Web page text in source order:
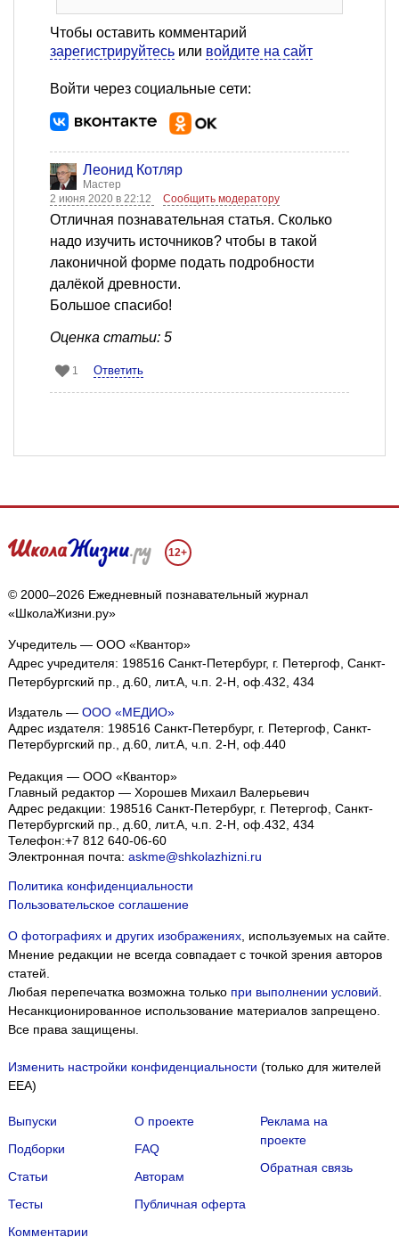
Чтобы оставить комментарий
зарегистрируйтесь или войдите на сайт
Войти через социальные сети:
Леонид Котляр
Мастер
2 июня 2020 в 22:12
Сообщить модератору
Отличная познавательная статья. Сколько
надо изучить источников? чтобы в такой
лаконичной форме подать подробности
далёкой древности.
Большое спасибо!
Оценка статьи: 5
1 Ответить
12+
© 2000–2026 Ежедневный познавательный журнал
«ШколаЖизни.ру»
Учредитель — ООО «Квантор»
Адрес учредителя: 198516 Санкт-Петербург, г. Петергоф, Санкт-
Петербургский пр., д.60, лит.А, ч.п. 2-Н, оф.432, 434
Издатель — ООО «МЕДИО»
Адрес издателя: 198516 Санкт-Петербург, г. Петергоф, Санкт-
Петербургский пр., д.60, лит.А, ч.п. 2-Н, оф.440
Редакция — ООО «Квантор»
Главный редактор — Хорошев Михаил Валерьевич
Адрес редакции: 198516 Санкт-Петербург, г. Петергоф, Санкт-
Петербургский пр., д.60, лит.А, ч.п. 2-Н, оф.432, 434
Телефон:+7 812 640-06-60
Электронная почта: askme@shkolazhizni.ru
Политика конфиденциальности
Пользовательское соглашение
О фотографиях и других изображениях, используемых на сайте.
Мнение редакции не всегда совпадает с точкой зрения авторов
статей.
Любая перепечатка возможна только при выполнении условий.
Несанкционированное использование материалов запрещено.
Все права защищены.
Изменить настройки конфиденциальности (только для жителей
EEA)
Выпуски
Подборки
Статьи
Тесты
Комментарии
О проекте
FAQ
Авторам
Публичная оферта
Реклама на
проекте
Обратная связь